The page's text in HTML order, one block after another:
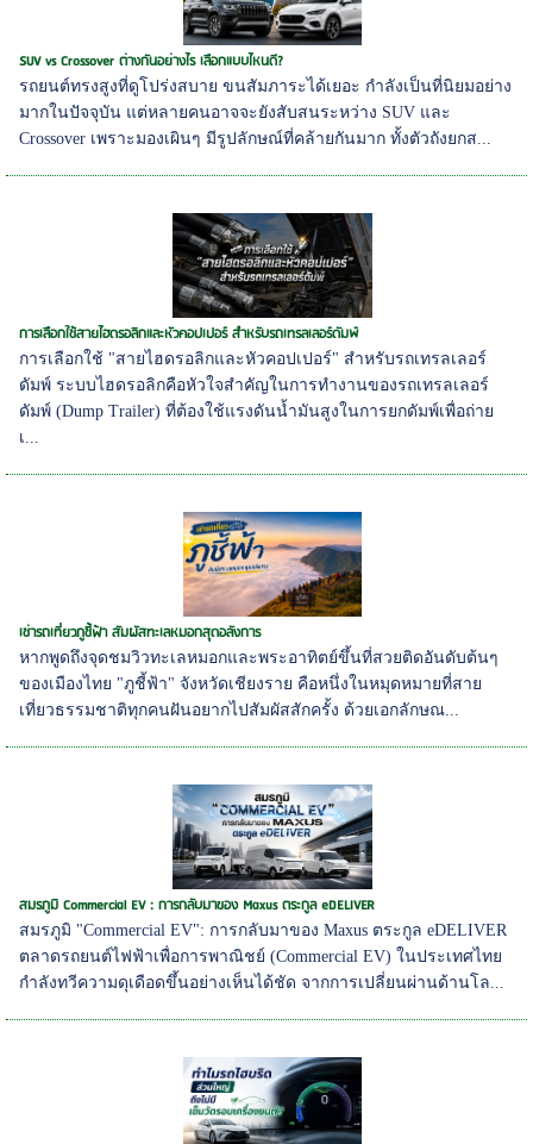
SUV vs Crossover ต่างกันอย่างไร เลือกแบบไหนดี?
รถยนต์ทรงสูงที่ดูโปร่งสบาย ขนสัมภาระได้เยอะ กำลังเป็นที่นิยมอย่าง
มากในปัจจุบัน แต่หลายคนอาจจะยังสับสนระหว่าง SUV และ
Crossover เพราะมองเผินๆ มีรูปลักษณ์ที่คล้ายกันมาก ทั้งตัวถังยกส...
การเลือกใช้สายไฮดรอลิกและหัวคอปเปอร์ สำหรับรถเทรลเลอร์ดัมพ์
การเลือกใช้ "สายไฮดรอลิกและหัวคอปเปอร์" สำหรับรถเทรลเลอร์
ดัมพ์ ระบบไฮดรอลิกคือหัวใจสำคัญในการทำงานของรถเทรลเลอร์
ดัมพ์ (Dump Trailer) ที่ต้องใช้แรงดันน้ำมันสูงในการยกดัมพ์เพื่อถ่าย
เ...
เช่ารถเที่ยวภูชี้ฟ้า สัมผัสทะเลหมอกสุดอลังการ
หากพูดถึงจุดชมวิวทะเลหมอกและพระอาทิตย์ขึ้นที่สวยติดอันดับต้นๆ
ของเมืองไทย "ภูชี้ฟ้า" จังหวัดเชียงราย คือหนึ่งในหมุดหมายที่สาย
เที่ยวธรรมชาติทุกคนฝันอยากไปสัมผัสสักครั้ง ด้วยเอกลักษณ...
สมรภูมิ Commercial EV : การกลับมาของ Maxus ตระกูล eDELIVER
สมรภูมิ "Commercial EV": การกลับมาของ Maxus ตระกูล eDELIVER
ตลาดรถยนต์ไฟฟ้าเพื่อการพาณิชย์ (Commercial EV) ในประเทศไทย
กำลังทวีความดุเดือดขึ้นอย่างเห็นได้ชัด จากการเปลี่ยนผ่านด้านโล...